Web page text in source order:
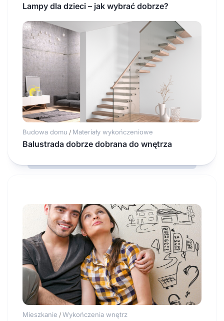
Lampy dla dzieci – jak wybrać dobrze?
Budowa domu / Materiały wykończeniowe
Balustrada dobrze dobrana do wnętrza
Mieszkanie / Wykończenia wnętrz